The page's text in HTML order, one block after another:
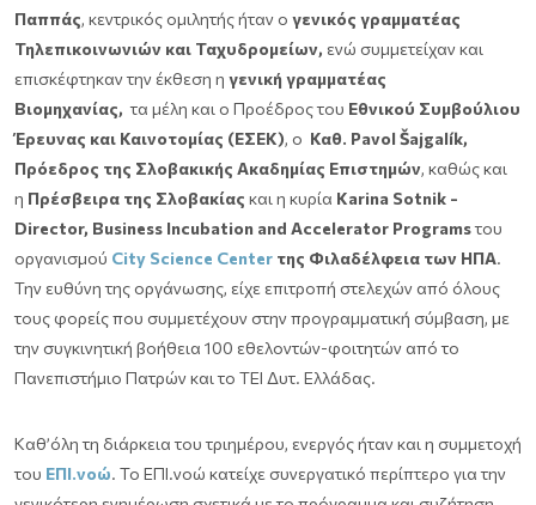
Παππάς, κεντρικός ομιλητής ήταν ο γενικός γραμματέας
Τηλεπικοινωνιών και Ταχυδρομείων, ενώ συμμετείχαν και
επισκέφτηκαν την έκθεση η γενική γραμματέας
Βιομηχανίας, τα μέλη και ο Προέδρος του Εθνικού Συμβούλιου
Έρευνας και Καινοτομίας (ΕΣΕΚ), ο Καθ. Pavol Šajgalík,
Πρόεδρος της Σλοβακικής Ακαδημίας Επιστημών, καθώς και
η Πρέσβειρα της Σλοβακίας και η κυρία Karina Sotnik -
Director, Business Incubation and Accelerator Programsτου
οργανισμού City Science Center της Φιλαδέλφεια των ΗΠΑ.
Την ευθύνη της οργάνωσης, είχε επιτροπή στελεχών από όλους
τους φορείς που συμμετέχουν στην προγραμματική σύμβαση, με
την συγκινητική βοήθεια 100 εθελοντών-φοιτητών από το
Πανεπιστήμιο Πατρών και το ΤΕΙ Δυτ. Ελλάδας.
Καθ’όλη τη διάρκεια του τριημέρου, ενεργός ήταν και η συμμετοχή
του ΕΠΙ.νοώ. Το ΕΠΙ.νοώ κατείχε συνεργατικό περίπτερο για την